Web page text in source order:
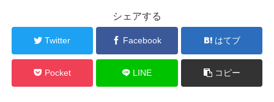
シェアする
Twitter Facebook はてブ
Pocket LINE コピー